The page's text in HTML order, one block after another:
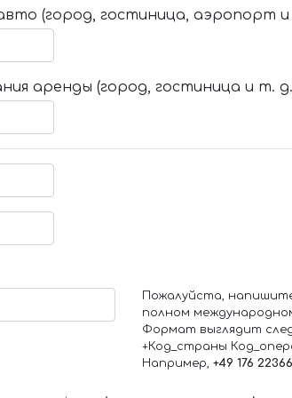
(город, гостиница, аэропорт и
аренды (город, гостиница и т.
Пожалуйста,
полном
Формат выглядит
+Код_страны
Например, +49 176